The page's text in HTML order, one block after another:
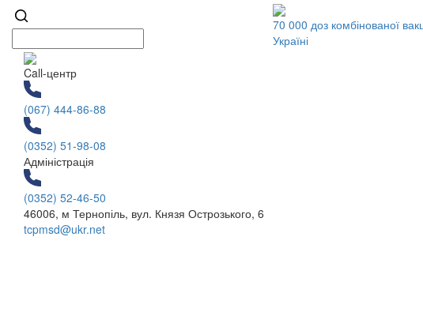
70 000 доз комбінованої
Україні
Call-центр
(067) 444-86-88
(0352) 51-98-08
Адміністрація
(0352) 52-46-50
46006, м Тернопіль, вул. Князя Острозького, 6
tcpmsd@ukr.net